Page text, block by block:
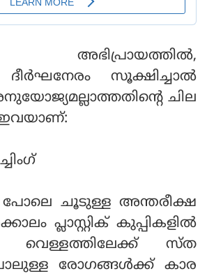
അഭിപ്രായത്തില്‍,
ദീര്‍ഘനേരം സൂക്ഷിച്ചാല്‍
ചില
ചൂടുള്ള അന്തരീക്ഷ
പ്ലാസ്റ്റിക് കുപ്പികളില്‍
വെള്ളത്തിലേക്ക് സ്ത
രോഗങ്ങള്‍ക്ക് കാര